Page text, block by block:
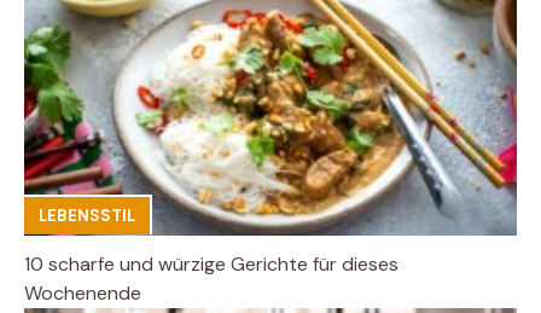
LEBENSSTIL
10 scharfe und würzige Gerichte für dieses
Wochenende